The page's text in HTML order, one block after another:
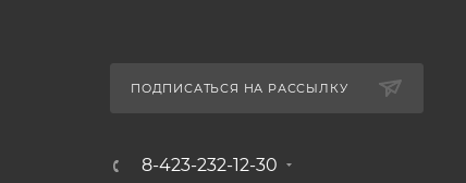
ПОДПИСАТЬСЯ НА РАССЫЛКУ
8-423-232-12-30